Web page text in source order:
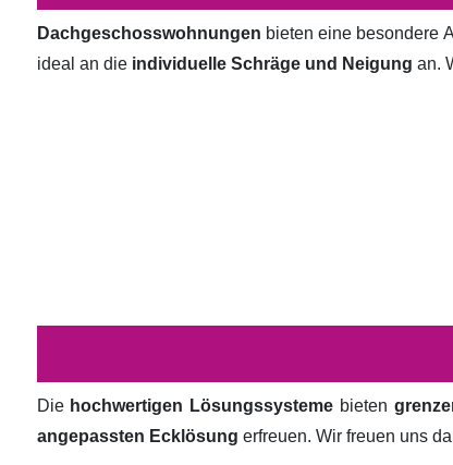
Dachgeschosswohnungen bieten eine besondere
ideal an die individuelle Schräge und Neigung an.
Die hochwertigen Lösungssysteme bieten
angepassten Ecklösung erfreuen. Wir freuen uns